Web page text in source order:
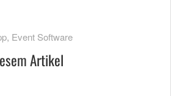
, Event Software
Artikel